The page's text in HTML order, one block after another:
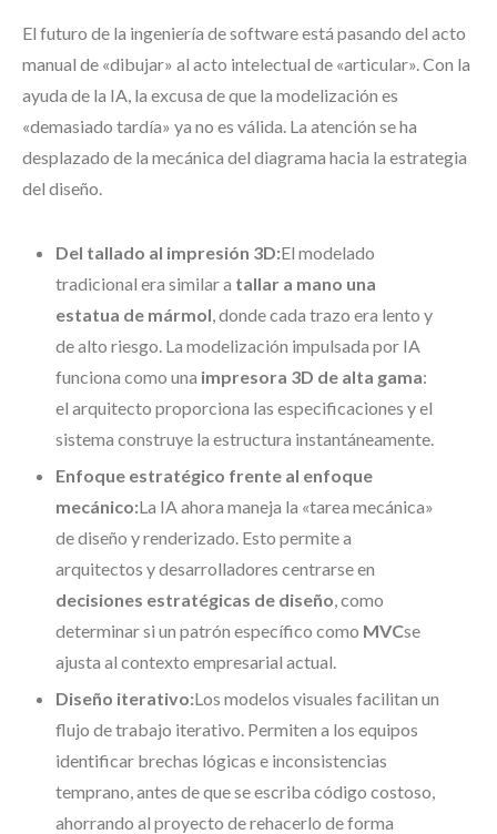
El futuro de la ingeniería de software está pasando del acto
manual de «dibujar» al acto intelectual de «articular». Con la
ayuda de la IA, la excusa de que la modelización es
«demasiado tardía» ya no es válida. La atención se ha
desplazado de la mecánica del diagrama hacia la estrategia
del diseño.
Del tallado al impresión 3D:El modelado
tradicional era similar a tallar a mano una
estatua de mármol, donde cada trazo era lento y
de alto riesgo. La modelización impulsada por IA
funciona como una impresora 3D de alta gama:
el arquitecto proporciona las especificaciones y el
sistema construye la estructura instantáneamente.
Enfoque estratégico frente al enfoque
mecánico:La IA ahora maneja la «tarea mecánica»
de diseño y renderizado. Esto permite a
arquitectos y desarrolladores centrarse en
decisiones estratégicas de diseño, como
determinar si un patrón específico como MVCse
ajusta al contexto empresarial actual.
Diseño iterativo:Los modelos visuales facilitan un
flujo de trabajo iterativo. Permiten a los equipos
identificar brechas lógicas e inconsistencias
temprano, antes de que se escriba código costoso,
ahorrando al proyecto de rehacerlo de forma